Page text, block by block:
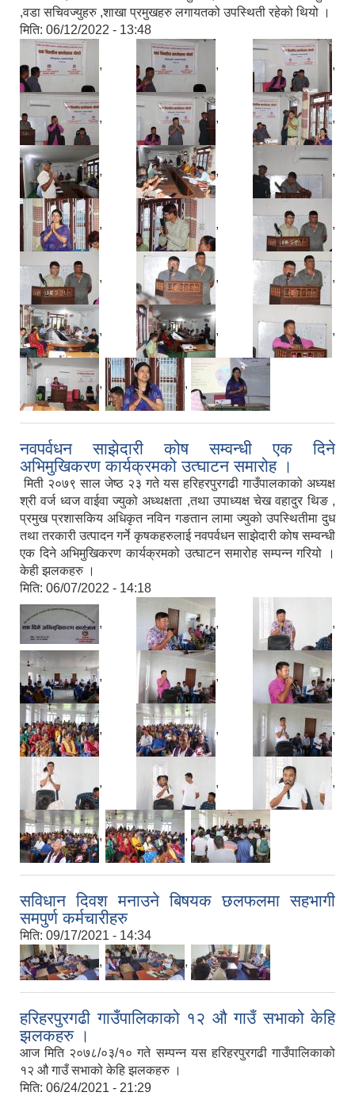
,वडा सचिवज्युहरु ,शाखा प्रमुखहरु लगायतको उपस्थिती रहेको थियो ।
मिति: 06/12/2022 - 13:48
, , ,
, , ,
, , ,
, , ,
, , ,
, , ,
, ,
नवपर्वधन साझेदारी कोष सम्वन्धी एक दिने
अभिमुखिकरण कार्यक्रमको उत्घाटन समारोह ।
मिती २०७९ साल जेष्ठ २३ गते यस हरिहरपुरगढी गाउँपालकाको अध्यक्ष
श्री वर्ज ध्वज वाईवा ज्युको अध्थक्षता ,तथा उपाध्यक्ष चेख वहादुर थिङ ,
प्रमुख प्रशासकिय अधिकृत नविन गङतान लामा ज्युको उपस्थितीमा दुध
तथा तरकारी उत्पादन गर्ने कृषकहरुलाई नवपर्वधन साझेदारी कोष सम्वन्धी
एक दिने अभिमुखिकरण कार्यक्रमको उत्घाटन समारोह सम्पन्न गरियो ।
केही झलकहरु ।
मिति: 06/07/2022 - 14:18
, , ,
, , ,
, , ,
, , ,
, ,
सविधान दिवश मनाउने बिषयक छलफलमा सहभागी
समपुर्ण कर्मचारीहरु
मिति: 09/17/2021 - 14:34
,
,
हरिहरपुरगढी गाउँपालिकाको १२ औ गाउँ सभाको केहि
झलकहरु ।
आज मिति २०७८/०३/१० गते सम्पन्न यस हरिहरपुरगढी गाउँपालिकाको
१२ औ गाउँ सभाको केहि झलकहरु ।
मिति: 06/24/2021 - 21:29